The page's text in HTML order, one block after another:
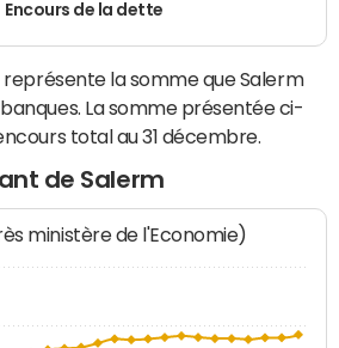
Encours de la dette
représente la somme que Salerm
La somme présentée ci-
total au 31 décembre.
de Salerm
ministère de l'Economie)